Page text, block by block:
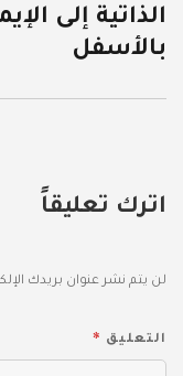
الذاتية إلى
بالأسفل
اترك تعليقاً
لن يتم نشر عنوان بريدك
التعليق *